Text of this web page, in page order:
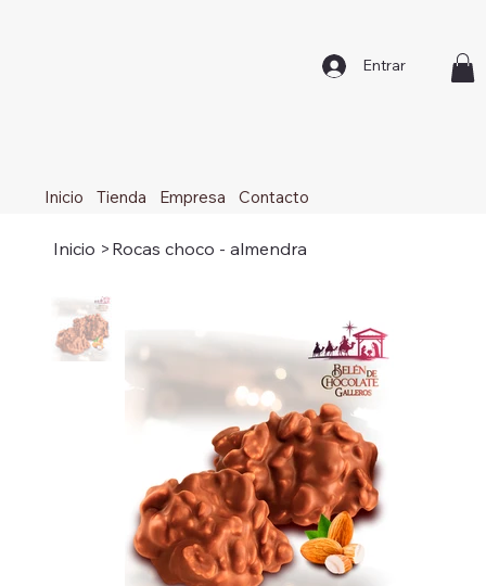
Inicio Tienda Empresa Contacto
Entrar
Inicio > Rocas choco - almendra